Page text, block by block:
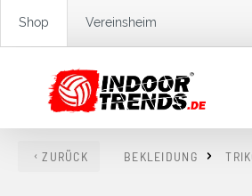
Zur Hauptnavigation springen
Shop Vereinsheim
ZURÜCK BEKLEIDUNG